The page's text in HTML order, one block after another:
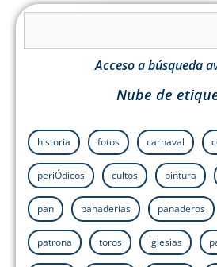
Acceso a búsqueda
Nube de
historia fotos carnaval
periÓdicos cultos pintura
pan panaderias panaderos
patrona toros iglesias